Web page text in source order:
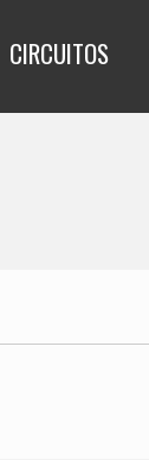
CIRCUITOS